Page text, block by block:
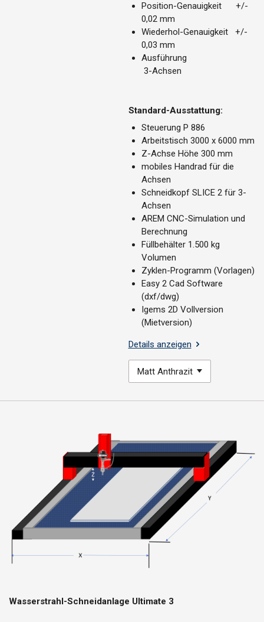
Position-Genauigkeit +/-
0,02 mm
Wiederhol-Genauigkeit +/-
0,03 mm
Ausführung
3-Achsen
Standard-Ausstattung:
Steuerung P 886
Arbeitstisch 3000 x 6000 mm
Z-Achse Höhe 300 mm
mobiles Handrad für die
Achsen
Schneidkopf SLICE 2 für 3-
Achsen
AREM CNC-Simulation und
Berechnung
Füllbehälter 1.500 kg
Volumen
Zyklen-Programm (Vorlagen)
Easy 2 Cad Software
(dxf/dwg)
Igems 2D Vollversion
(Mietversion)
Details anzeigen
Wasserstrahl-Schneidanlage Ultimate 3